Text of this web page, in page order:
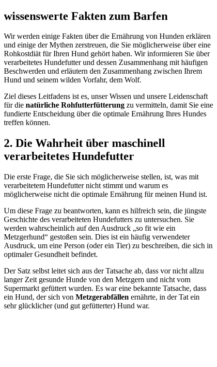
wissenswerte Fakten zum Barfen
Wir werden einige Fakten über die Ernährung von Hunden erklären
und einige der Mythen zerstreuen, die Sie möglicherweise über eine
Rohkostdiät für Ihren Hund gehört haben. Wir informieren Sie über
verarbeitetes Hundefutter und dessen Zusammenhang mit häufigen
Beschwerden und erläutern den Zusammenhang zwischen Ihrem
Hund und seinem wilden Vorfahr, dem Wolf.
Ziel dieses Leitfadens ist es, unser Wissen und unsere Leidenschaft
für die natürliche Rohfutterfütterung zu vermitteln, damit Sie eine
fundierte Entscheidung über die optimale Ernährung Ihres Hundes
treffen können.
2. Die Wahrheit über maschinell
verarbeitetes Hundefutter
Die erste Frage, die Sie sich möglicherweise stellen, ist, was mit
verarbeitetem Hundefutter nicht stimmt und warum es
möglicherweise nicht die optimale Ernährung für meinen Hund ist.
Um diese Frage zu beantworten, kann es hilfreich sein, die jüngste
Geschichte des verarbeiteten Hundefutters zu untersuchen. Sie
werden wahrscheinlich auf den Ausdruck „so fit wie ein
Metzgerhund“ gestoßen sein. Dies ist ein häufig verwendeter
Ausdruck, um eine Person (oder ein Tier) zu beschreiben, die sich in
optimaler Gesundheit befindet.
Der Satz selbst leitet sich aus der Tatsache ab, dass vor nicht allzu
langer Zeit gesunde Hunde von den Metzgern und nicht vom
Supermarkt gefüttert wurden. Es war eine bekannte Tatsache, dass
ein Hund, der sich von Metzgerabfällen ernährte, in der Tat ein
sehr glücklicher (und gut gefütterter) Hund war.